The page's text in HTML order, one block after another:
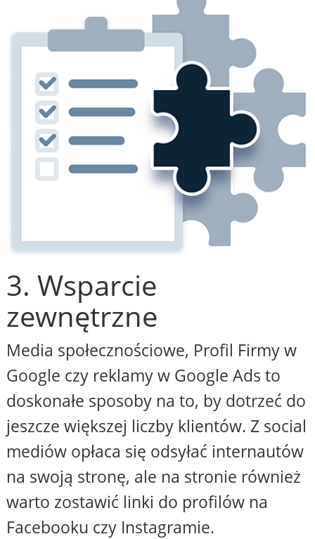
3. Wsparcie
zewnętrzne
Media społecznościowe, Profil Firmy w
Google czy reklamy w Google Ads to
doskonałe sposoby na to, by dotrzeć do
jeszcze większej liczby klientów. Z social
mediów opłaca się odsyłać internautów
na swoją stronę, ale na stronie również
warto zostawić linki do profilów na
Facebooku czy Instagramie.